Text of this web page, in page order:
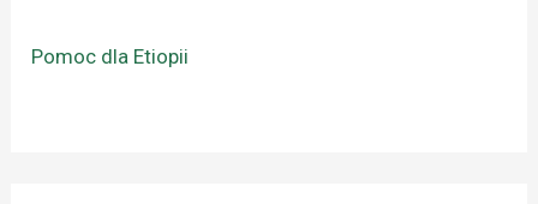
Pomoc dla Etiopii